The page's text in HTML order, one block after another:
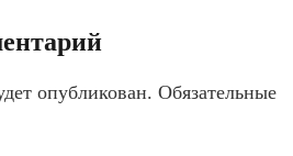
опубликован. Обязательные